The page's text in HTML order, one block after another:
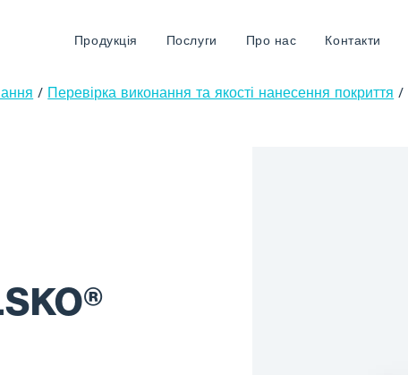
Продукція Послуги Про нас Контакти
/ Перевірка виконання та якості нанесення покриття /